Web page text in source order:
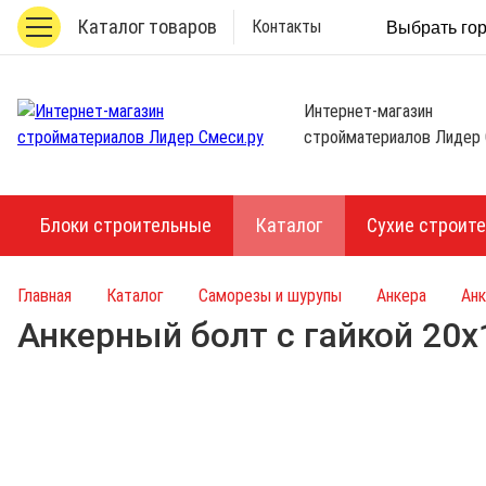
Каталог товаров Контакты Выбрать
Интернет-магазин
стройматериалов Лидер
Блоки строительные Каталог Сухие
Главная Каталог Саморезы и шурупы Анкера
Анкерный болт с гайкой